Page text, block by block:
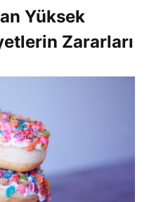
Yüksek
Zararları